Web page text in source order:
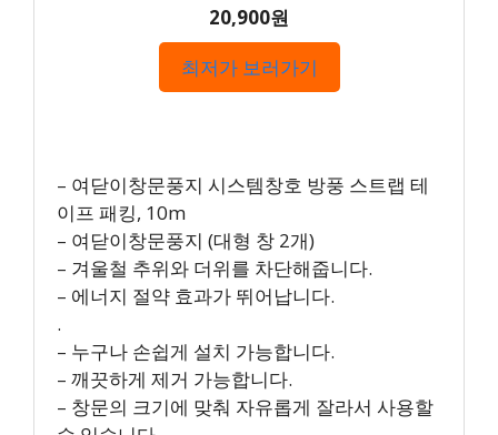
20,900원
최저가 보러가기
– 여닫이창문풍지 시스템창호 방풍 스트랩 테
이프 패킹, 10m
– 여닫이창문풍지 (대형 창 2개)
– 겨울철 추위와 더위를 차단해줍니다.
– 에너지 절약 효과가 뛰어납니다.
.
– 누구나 손쉽게 설치 가능합니다.
– 깨끗하게 제거 가능합니다.
– 창문의 크기에 맞춰 자유롭게 잘라서 사용할